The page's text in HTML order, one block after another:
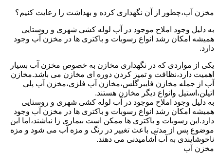
مخزن آب،چطور از آن نگهداری کرده و بهداشت را رعایت کنیم؟
به دلیل وجود املاح موجود در آب لوله کشی شهری و روستایی
همیشه امکان رشد انواع رسوبات و باکتری ها در مخزن آب وجود
دارد.
یکی از مواردی که در نگهداری مخازن به خصوص مخزن آب بسیار
اهمیت دارد،نظافت و تمیز کردن دوره ای مخازن می باشد.مخازن
آب از جمله مخازن فایبرگلس،مخازن آب فلزی،مخزن آب پلی
اتیلن،استیل وانواع دیگر مخازن هستند.
به دلیل وجود املاح موجود در آب لوله کشی شهری و روستایی
همیشه امکان رشد انواع رسوبات و باکتری ها در مخزن آب وجود
دارد.این رسوبات و باکتری ها ممکن است بیماری زا نباشند،اما این
موضوع پس از مدتی باعث تغییر در رنگ و مزه آب می شود و مزه
ناخوشایندی به آب آشامیدنی می دهند.
مخزن آب